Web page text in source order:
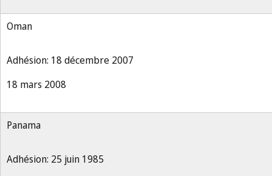
Oman
Adhésion: 18 décembre 2007
18 mars 2008
Panama
Adhésion: 25 juin 1985